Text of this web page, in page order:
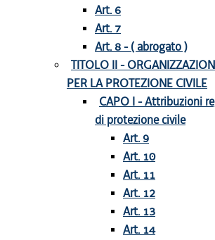
Art. 6
Art. 7
Art. 8 - ( abrogato )
TITOLO II -
PER LA PROTEZIONE CIVILE
CAPO I - Attribuzioni
di protezione civile
Art. 9
Art. 10
Art. 11
Art. 12
Art. 13
Art. 14